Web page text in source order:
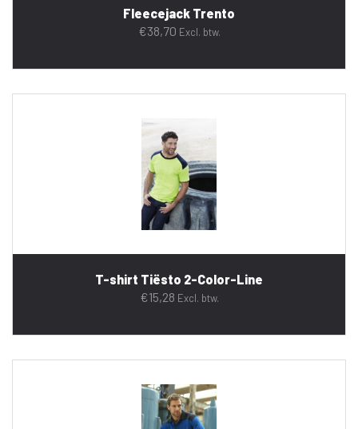
Fleecejack Trento
€38,70 Excl. btw.
T-shirt Tiësto 2-Color-Line
€15,28 Excl. btw.